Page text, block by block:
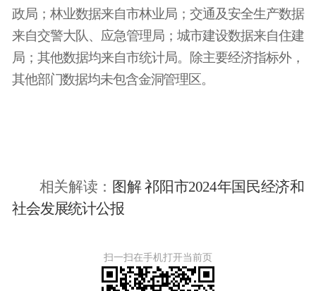
政局；林业数据来自市林业局；交通及安全生产数据
来自交警大队、应急管理局；城市建设数据来自住建
局；其他数据均来自市统计局。除主要经济指标外，
其他部门数据均未包含金洞管理区。
相关解读： 图解 祁阳市2024年国民经济和
社会发展统计公报
扫一扫在手机打开当前页